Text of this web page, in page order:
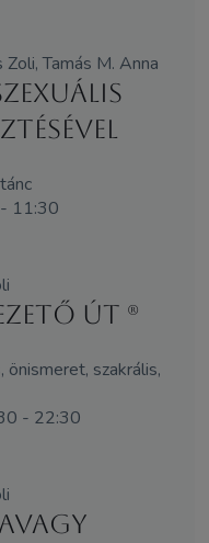
Tamás M. Anna
11:30
út (R)
szakrális,
- 22:30